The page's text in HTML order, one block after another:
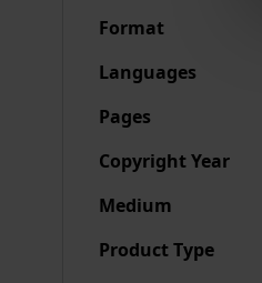
Format
Languages
Pages
Copyright Year
Medium
Product Type